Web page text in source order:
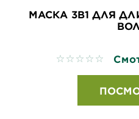
МАСКА 3В1 ДЛЯ
No reviews